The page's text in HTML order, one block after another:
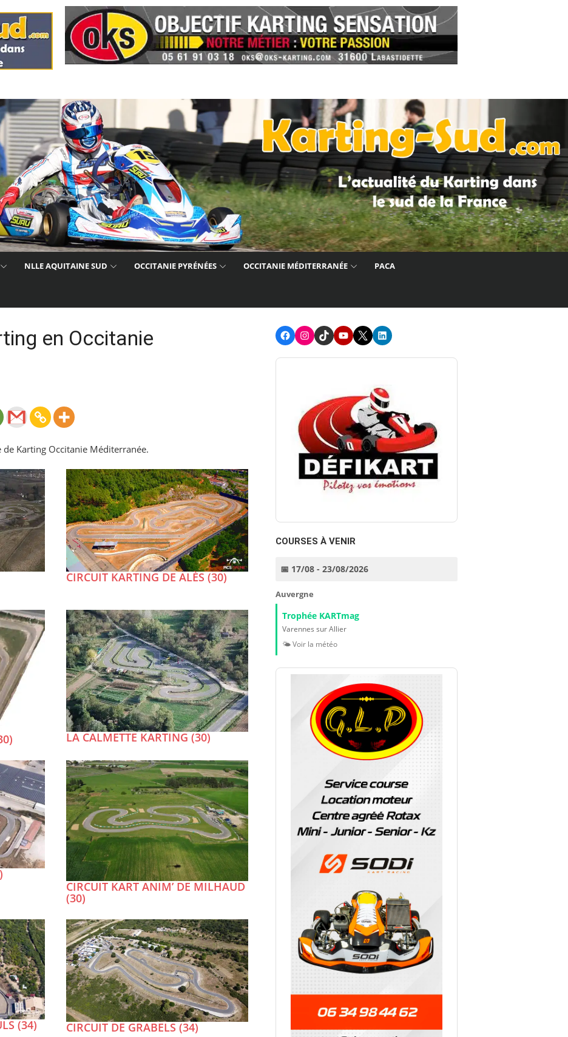
NLLE AQUITAINE SUD OCCITANIE PYRÉNÉES OCCITANIE MÉDITERRANÉE PACA
en Occitanie
Karting Occitanie Méditerranée.
CIRCUIT KARTING DE ALÈS (30)
LA CALMETTE KARTING (30)
CIRCUIT KART ANIM’ DE MILHAUD
(30)
(34) CIRCUIT DE GRABELS (34)
FacebookInstagram
TikTokYoutube
X LinkedIn
COURSES À VENIR
📅 17/08 - 23/08/2026
Auvergne
Trophée KARTmag
Varennes sur Allier
🌤️ Voir la météo